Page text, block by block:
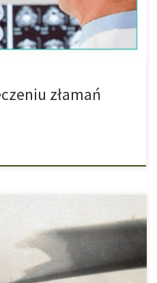
[…]
złamań
zawarte w roślinie marihuany
złota. Izraelscy naukowcy
szybciej się zrastają, jeśli są